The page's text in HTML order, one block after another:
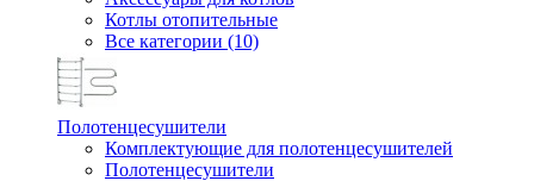
Котлы отопительные
Все категории (10)
Полотенцесушители
Комплектующие для полотенцесушителей
Полотенцесушители